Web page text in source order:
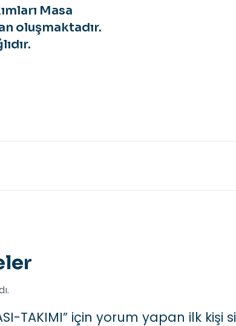
Masa
oluşmaktadır.
TAKIMI” için yorum yapan ilk kişi